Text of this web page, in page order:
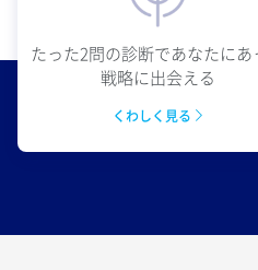
たった2問の診断であなたにあ
戦略に出会える
くわしく見る